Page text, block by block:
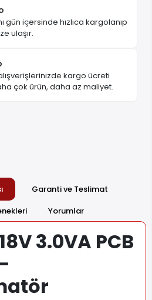
gün içersinde hızlıca kargolanıp
ulaşır.
kargo ücreti
çok ürün, daha az maliyet.
Garanti ve Teslimat
Yorumlar
3.0VA PCB